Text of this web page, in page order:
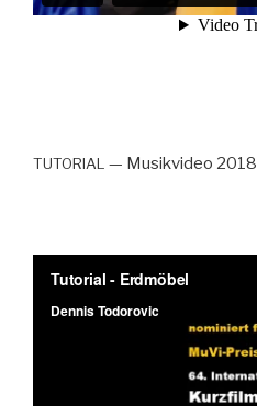
TUTORIAL — Musikvideo 2018